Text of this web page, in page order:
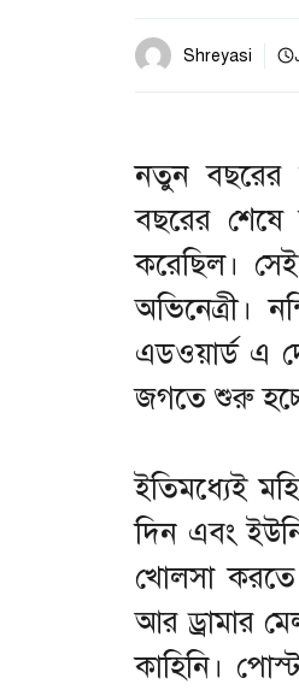
Shreyasi
নতুন বছরের
বছরের শেষে
করেছিল।
অভিনেত্রী।
এডওয়ার্ড এ
জগতে শুরু
ইতিমধ্যেই
দিন এবং
খোলসা করতে
আর ড্রামার
কাহিনি।